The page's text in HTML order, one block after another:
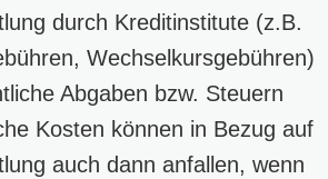
durch Kreditinstitute (z.B.
Wechselkursgebühren)
Abgaben bzw. Steuern
Kosten können in Bezug auf
auch dann anfallen, wenn